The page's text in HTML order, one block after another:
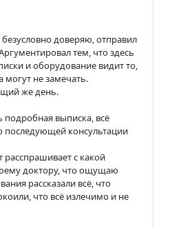
доверяю, отправил
тем, что здесь
и оборудование видит то,
могут не замечать.
же день.
подробная выписка, всё
последующей консультации
расспрашивает с какой
доктору, что ощущаю
рассказали всё, что
что всё излечимо и не